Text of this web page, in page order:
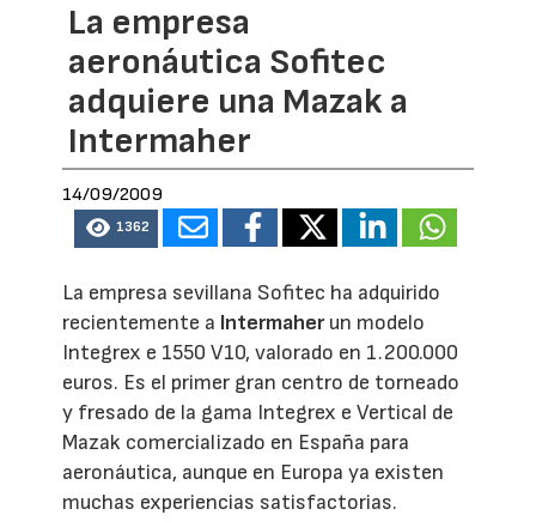
La empresa
aeronáutica Sofitec
adquiere una Mazak a
Intermaher
14/09/2009
1362
La empresa sevillana Sofitec ha adquirido
recientemente a Intermaherun modelo
Integrex e 1550 V10, valorado en 1.200.000
euros. Es el primer gran centro de torneado
y fresado de la gama Integrex e Vertical de
Mazak comercializado en España para
aeronáutica, aunque en Europa ya existen
muchas experiencias satisfactorias.